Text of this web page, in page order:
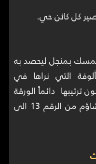
كل كائن حي.
بمنجل ليحصد به
التي نراها في
دائماً الورقة
الـ 13، ولذلك يرجع سبب التشاؤم من الرقم 13 الى